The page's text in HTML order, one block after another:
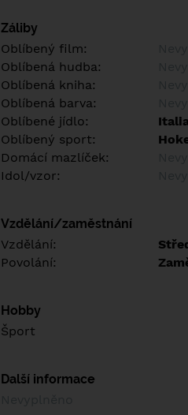
Záliby
Oblíbený film:
Oblíbená hudba:
Oblíbená kniha:
Oblíbená barva:
Oblíbené jídlo:
Oblíbený sport:
Domácí mazlíček:
Idol/vzor:
Vzdělání/zaměstnání
Vzdělání:
Povolání:
Hobby
Šport
Další informace